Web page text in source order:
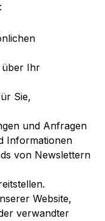
über Ihr
Sie,
und Anfragen
Informationen
von Newslettern
Website,
verwandter